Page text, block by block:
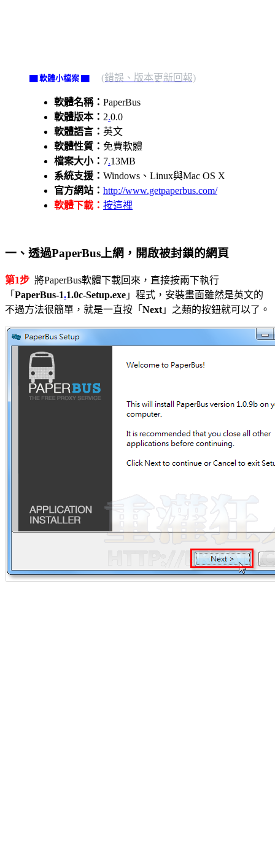
▇ 軟體小檔案 ▇ (錯誤、版本更新回報)
軟體名稱： PaperBus
軟體版本： 2.0.0
軟體語言： 英文
軟體性質： 免費軟體
檔案大小： 7.13MB
系統支援： Windows、Linux與Mac OS X
官方網站： http://www.getpaperbus.com/
軟體下載： 按這裡
一、透過PaperBus上網，開啟被封鎖的網頁
第1步 將PaperBus軟體下載回來，直接按兩下執行
「 PaperBus-1.1.0c-Setup.exe 」程式，安裝畫面雖然是英文的
不過方法很簡單，就是一直按「 Next 」之類的按鈕就可以了。